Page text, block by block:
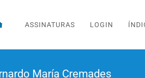
ASSINATURAS LOGIN
María Cremades